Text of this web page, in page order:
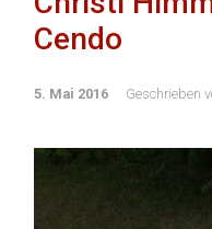
Cendo
5. Mai 2016 Geschrieben